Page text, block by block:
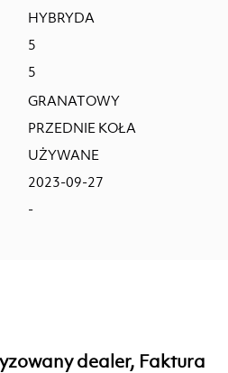
HYBRYDA
5
5
GRANATOWY
PRZEDNIE KOŁA
UŻYWANE
2023-09-27
-
dealer, Faktura